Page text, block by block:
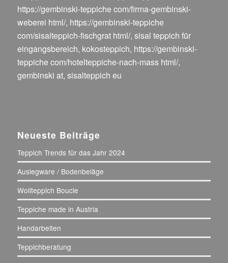
https://gembinski-teppiche com/firma-gembinski-
weberei html/, https://gembinski-teppiche
com/sisalteppich-fischgrat html/, sisal teppich für
eingangsbereich, kokosteppich, https://gembinski-
teppiche com/hotelteppiche-nach-mass html/,
gembinski at, sisalteppich eu
Neueste Beiträge
Teppich Trends für das Jahr 2024
Auslegware / Bodenbeläge
Wollteppich Boucle
Teppiche made in Austria
Handarbeiten
Teppichberatung